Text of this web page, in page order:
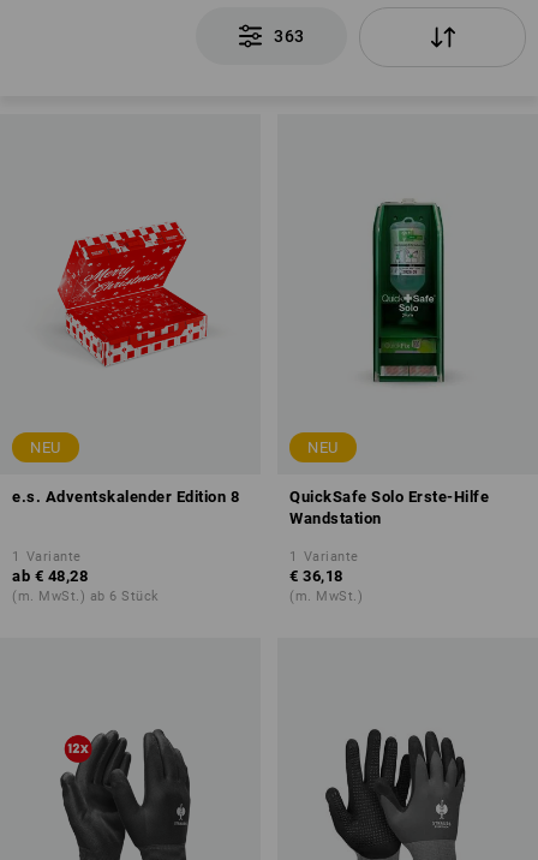
363
NEU
e.s. Adventskalender Edition 8
1 Variante
ab € 48,28
(m. MwSt.) ab 6 Stück
NEU
QuickSafe Solo Erste-Hilfe
Wandstation
1 Variante
€ 36,18
(m. MwSt.)